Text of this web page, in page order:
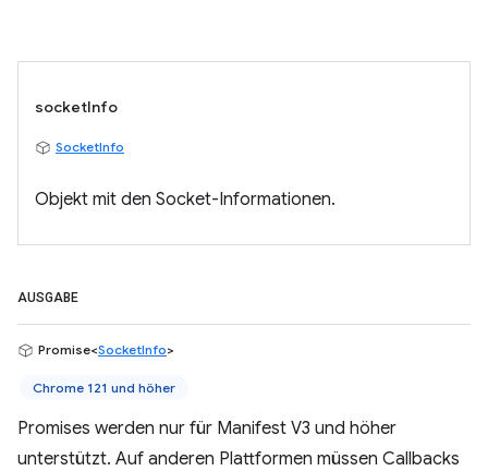
socketInfo
SocketInfo
Objekt mit den Socket-Informationen.
AUSGABE
Promise<SocketInfo>
Chrome 121 und höher
Promises werden nur für Manifest V3 und höher
unterstützt. Auf anderen Plattformen müssen Callbacks